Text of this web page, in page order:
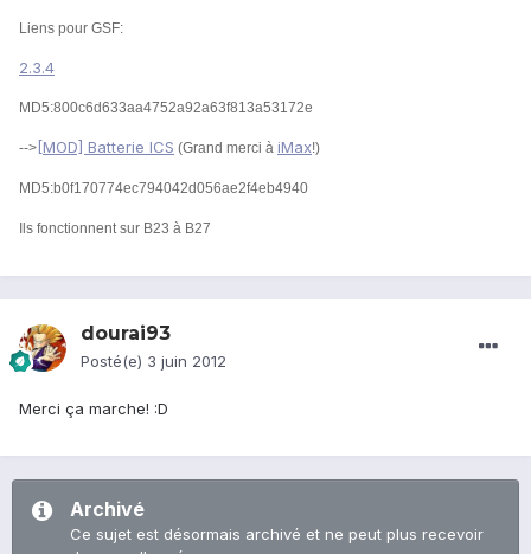
Liens pour GSF:
2.3.4
MD5:800c6d633aa4752a92a63f813a53172e
--> [MOD] Batterie ICS (Grand merci à iMax!)
MD5:b0f170774ec794042d056ae2f4eb4940
Ils fonctionnent sur B23 à B27
dourai93
Posté(e) 3 juin 2012
Merci ça marche! :D
Archivé
Ce sujet est désormais archivé et ne peut plus recevoir